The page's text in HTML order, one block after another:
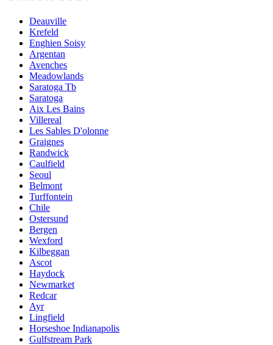
Deauville
Krefeld
Enghien Soisy
Argentan
Avenches
Meadowlands
Saratoga Tb
Saratoga
Aix Les Bains
Villereal
Les Sables D'olonne
Graignes
Randwick
Caulfield
Seoul
Belmont
Turffontein
Chile
Ostersund
Bergen
Wexford
Kilbeggan
Ascot
Haydock
Newmarket
Redcar
Ayr
Lingfield
Horseshoe Indianapolis
Gulfstream Park